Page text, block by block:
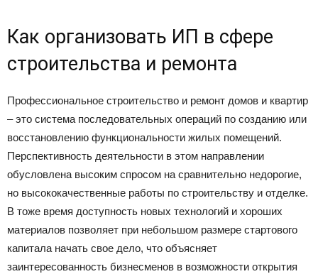
Как организовать ИП в сфере
строительства и ремонта
Профессиональное строительство и ремонт домов и квартир
– это система последовательных операций по созданию или
восстановлению функциональности жилых помещений.
Перспективность деятельности в этом направлении
обусловлена высоким спросом на сравнительно недорогие,
но высококачественные работы по строительству и отделке.
В тоже время доступность новых технологий и хороших
материалов позволяет при небольшом размере стартового
капитала начать свое дело, что объясняет
заинтересованность бизнесменов в возможности открытия